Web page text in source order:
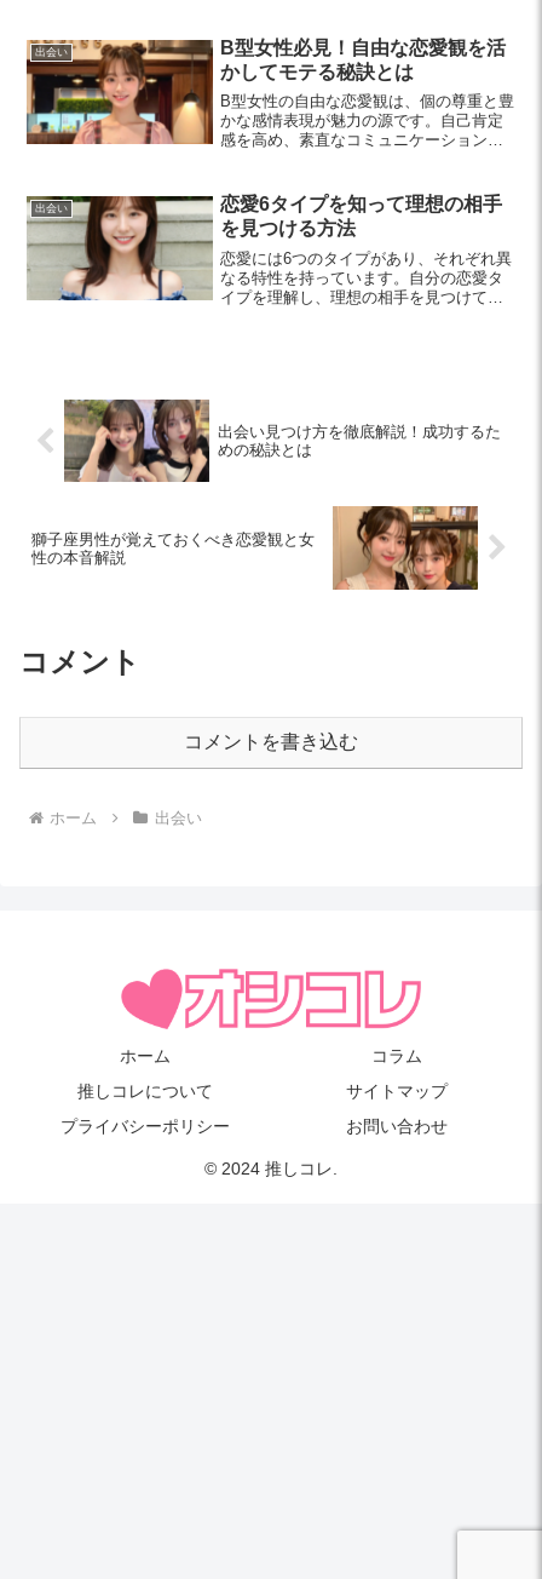
説。素敵な出会いを楽しむためのヒント
が満載です。
出会い
B型女性必見！自由な恋愛観を活
かしてモテる秘訣とは
B型女性の自由な恋愛観は、個の尊重と豊
かな感情表現が魅力の源です。自己肯定
感を高め、素直なコミュニケーションを
出会い
恋愛6タイプを知って理想の相手
を見つける方法
恋愛には6つのタイプがあり、それぞれ異
なる特性を持っています。自分の恋愛タ
イプを理解し、理想の相手を見つけて充
出会い見つけ方を徹底解説！成功するた
めの秘訣とは
獅子座男性が覚えておくべき恋愛観と女
性の本音解説
コメント
コメントを書き込む
ホーム 出会い
ホーム
コラム
推しコレについて
サイトマップ
プライバシーポリシー
お問い合わせ
© 2024 推しコレ.